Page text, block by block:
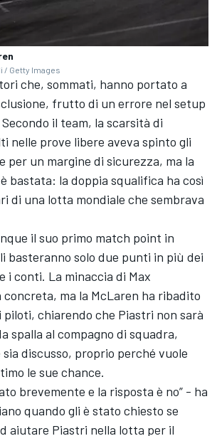
/ Getty Images
che, sommati, hanno portato a
frutto di un errore nel setup
il team, la scarsità di
nelle prove libere aveva spinto gli
per un margine di sicurezza, ma la
bastata: la doppia squalifica ha così
di una lotta mondiale che sembrava
il suo primo match point in
basteranno solo due punti in più dei
i conti. La minaccia di Max
concreta, ma la McLaren ha ribadito
piloti, chiarendo che Piastri non sarà
spalla al compagno di squadra,
discusso, proprio perché vuole
le sue chance.
brevemente e la risposta è no” - ha
quando gli è stato chiesto se
aiutare Piastri nella lotta per il